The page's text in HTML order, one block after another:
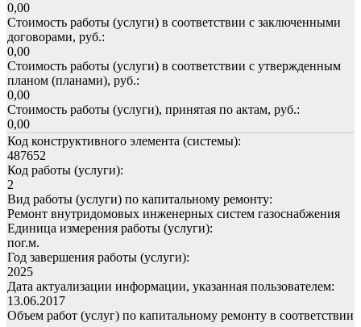
0,00
Стоимость работы (услуги) в соответствии с заключенными
договорами, руб.:
0,00
Стоимость работы (услуги) в соответствии с утвержденным
планом (планами), руб.:
0,00
Стоимость работы (услуги), принятая по актам, руб.:
0,00
Код конструктивного элемента (системы):
487652
Код работы (услуги):
2
Вид работы (услуги) по капитальному ремонту:
Ремонт внутридомовых инженерных систем газоснабжения
Единица измерения работы (услуги):
пог.м.
Год завершения работы (услуги):
2025
Дата актуализации информации, указанная пользователем:
13.06.2017
Объем работ (услуг) по капитальному ремонту в соответствии